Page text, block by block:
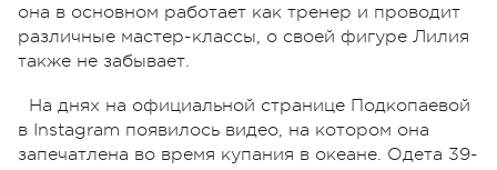
она в основном работает как тренер и проводит
различные мастер-классы, о своей фигуре Лилия
также не забывает.
На днях на официальной странице Подкопаевой
в Instagram появилось видео, на котором она
запечатлена во время купания в океане. Одета 39-